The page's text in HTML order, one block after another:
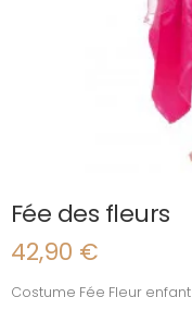
Fée des fleurs
42,90 €
Costume Fée Fleur enfant